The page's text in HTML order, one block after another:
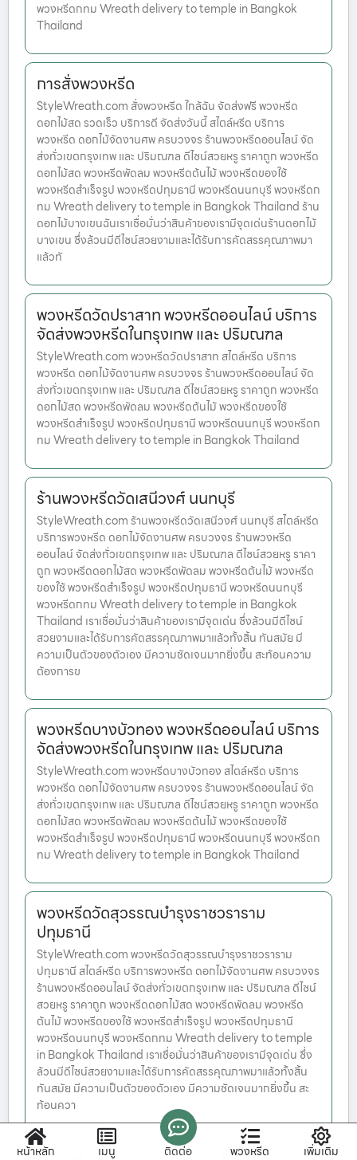
พวงหรีดกทม Wreath delivery to temple in Bangkok
Thailand
การสั่งพวงหรีด
StyleWreath.com สั่งพวงหรีด ใกล้ฉัน จัดส่งฟรี พวงหรีด
ดอกไม้สด รวดเร็ว บริการดี จัดส่งวันนี้ สไตล์หรีด บริการ
พวงหรีด ดอกไม้จัดงานศพ ครบวงจร ร้านพวงหรีดออนไลน์ จัด
ส่งทั่วเขตกรุงเทพ และ ปริมณฑล ดีไซน์สวยหรู ราคาถูก พวงหรีด
ดอกไม้สด พวงหรีดพัดลม พวงหรีดต้นไม้ พวงหรีดของใช้
พวงหรีดสำเร็จรูป พวงหรีดปทุมธานี พวงหรีดนนทบุรี พวงหรีดก
ทม Wreath delivery to temple in Bangkok Thailand ร้าน
ดอกไม้บางเขนฉันเราเชื่อมั่นว่าสินค้าของเรามีจุดเด่นร้านดอกไม้
บางเขน ซึ่งล้วนมีดีไซน์สวยงามและได้รับการคัดสรรคุณภาพมา
แล้วทั
พวงหรีดวัดปราสาท พวงหรีดออนไลน์ บริการ
จัดส่งพวงหรีดในกรุงเทพ และ ปริมณฑล
StyleWreath.com พวงหรีดวัดปราสาท สไตล์หรีด บริการ
พวงหรีด ดอกไม้จัดงานศพ ครบวงจร ร้านพวงหรีดออนไลน์ จัด
ส่งทั่วเขตกรุงเทพ และ ปริมณฑล ดีไซน์สวยหรู ราคาถูก พวงหรีด
ดอกไม้สด พวงหรีดพัดลม พวงหรีดต้นไม้ พวงหรีดของใช้
พวงหรีดสำเร็จรูป พวงหรีดปทุมธานี พวงหรีดนนทบุรี พวงหรีดก
ทม Wreath delivery to temple in Bangkok Thailand
ร้านพวงหรีดวัดเสนีวงศ์ นนทบุรี
StyleWreath.com ร้านพวงหรีดวัดเสนีวงศ์ นนทบุรี สไตล์หรีด
บริการพวงหรีด ดอกไม้จัดงานศพ ครบวงจร ร้านพวงหรีด
ออนไลน์ จัดส่งทั่วเขตกรุงเทพ และ ปริมณฑล ดีไซน์สวยหรู ราคา
ถูก พวงหรีดดอกไม้สด พวงหรีดพัดลม พวงหรีดต้นไม้ พวงหรีด
ของใช้ พวงหรีดสำเร็จรูป พวงหรีดปทุมธานี พวงหรีดนนทบุรี
พวงหรีดกทม Wreath delivery to temple in Bangkok
Thailand เราเชื่อมั่นว่าสินค้าของเรามีจุดเด่น ซึ่งล้วนมีดีไซน์
สวยงามและได้รับการคัดสรรคุณภาพมาแล้วทั้งสิ้น ทันสมัย มี
ความเป็นตัวของตัวเอง มีความชัดเจนมากยิ่งขึ้น สะท้อนความ
ต้องการข
พวงหรีดบางบัวทอง พวงหรีดออนไลน์ บริการ
จัดส่งพวงหรีดในกรุงเทพ และ ปริมณฑล
StyleWreath.com พวงหรีดบางบัวทอง สไตล์หรีด บริการ
พวงหรีด ดอกไม้จัดงานศพ ครบวงจร ร้านพวงหรีดออนไลน์ จัด
ส่งทั่วเขตกรุงเทพ และ ปริมณฑล ดีไซน์สวยหรู ราคาถูก พวงหรีด
ดอกไม้สด พวงหรีดพัดลม พวงหรีดต้นไม้ พวงหรีดของใช้
พวงหรีดสำเร็จรูป พวงหรีดปทุมธานี พวงหรีดนนทบุรี พวงหรีดก
ทม Wreath delivery to temple in Bangkok Thailand
พวงหรีดวัดสุวรรณบำรุงราชวราราม
ปทุมธานี
StyleWreath.com พวงหรีดวัดสุวรรณบำรุงราชวราราม
ปทุมธานี สไตล์หรีด บริการพวงหรีด ดอกไม้จัดงานศพ ครบวงจร
ร้านพวงหรีดออนไลน์ จัดส่งทั่วเขตกรุงเทพ และ ปริมณฑล ดีไซน์
สวยหรู ราคาถูก พวงหรีดดอกไม้สด พวงหรีดพัดลม พวงหรีด
ต้นไม้ พวงหรีดของใช้ พวงหรีดสำเร็จรูป พวงหรีดปทุมธานี
พวงหรีดนนทบุรี พวงหรีดกทม Wreath delivery to temple
in Bangkok Thailand เราเชื่อมั่นว่าสินค้าของเรามีจุดเด่น ซึ่ง
ล้วนมีดีไซน์สวยงามและได้รับการคัดสรรคุณภาพมาแล้วทั้งสิ้น
ทันสมัย มีความเป็นตัวของตัวเอง มีความชัดเจนมากยิ่งขึ้น สะ
ท้อนควา
หน้าหลัก เมนู ติดต่อ พวงหรีด เพิ่มเติม